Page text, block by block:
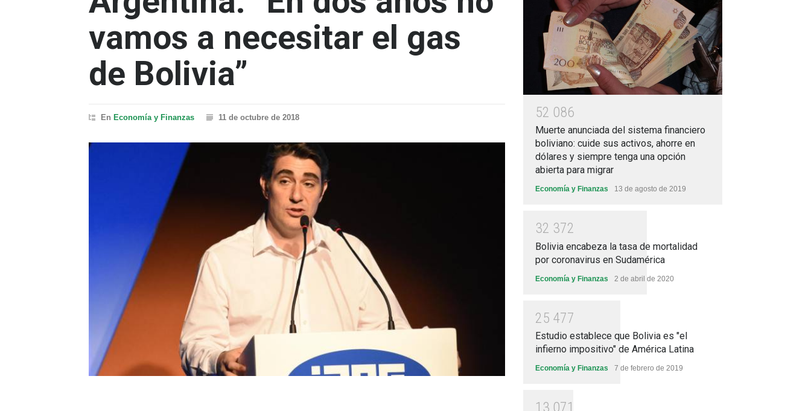
vamos a necesitar el gas
de Bolivia”
En Economía y Finanzas 11 de octubre de 2018 52 086
Muerte anunciada del sistema financiero
boliviano: cuide sus activos, ahorre en
dólares y siempre tenga una opción
abierta para migrar
Economía y Finanzas 13 de agosto de 2019
32 372
Bolivia encabeza la tasa de mortalidad
por coronavirus en Sudamérica
Economía y Finanzas 2 de abril de 2020
25 477
Estudio establece que Bolivia es "el
infierno impositivo" de América Latina
Economía y Finanzas 7 de febrero de 2019
1 3 071